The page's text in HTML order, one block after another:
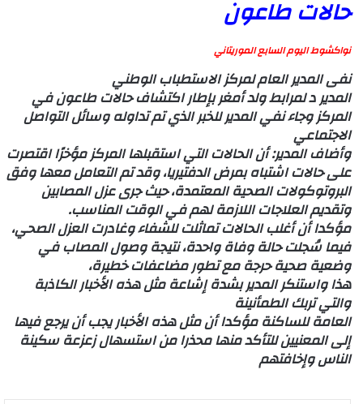
حالات طاعون
نواكشوط اليوم السابع الموريتاني
نفى المدير العام لمركز الاستطباب الوطني
المدير د لمرابط ولد أمغر بإطار اكتشاف حالات طاعون في
المركز وجاء نفي المدير للخبر الذي تم تداوله وسائل التواصل
الاجتماعي
وأضاف المدير: أن الحالات التي استقبلها المركز مؤخرًا اقتصرت
على حالات اشتباه بمرض الدفتيريا، وقد تم التعامل معها وفق
البروتوكولات الصحية المعتمدة، حيث جرى عزل المصابين
وتقديم العلاجات اللازمة لهم في الوقت المناسب.
مؤكدا أن أغلب الحالات تماثلت للشفاء وغادرت العزل الصحي،
فيما سُجلت حالة وفاة واحدة، نتيجة وصول المصاب في
وضعية صحية حرجة مع تطور مضاعفات خطيرة،
هذا واستنكر المدير بشدة إشاعة مثل هذه الأخبار الكاذبة
والتي تربك الطمأنينة
العامة للساكنة مؤكدا أن مثل هذه الأخبار يجب أن يرجع فيها
إلى المعنيين للتأكد منها محذرا من استسهال زعزعة سكينة
الناس وإخافتهم